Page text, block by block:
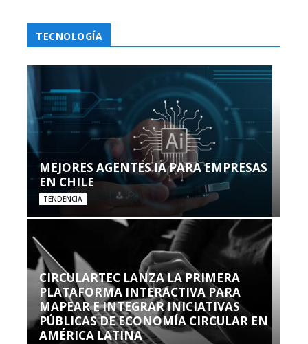
TECNOLOGÍA
MEJORES AGENTES IA PARA EMPRESAS
EN CHILE
TENDENCIA
CIRCULARTEC LANZA LA PRIMERA
PLATAFORMA INTERACTIVA PARA
MAPEAR E INTEGRAR INICIATIVAS
PÚBLICAS DE ECONOMÍA CIRCULAR EN
AMÉRICA LATINA